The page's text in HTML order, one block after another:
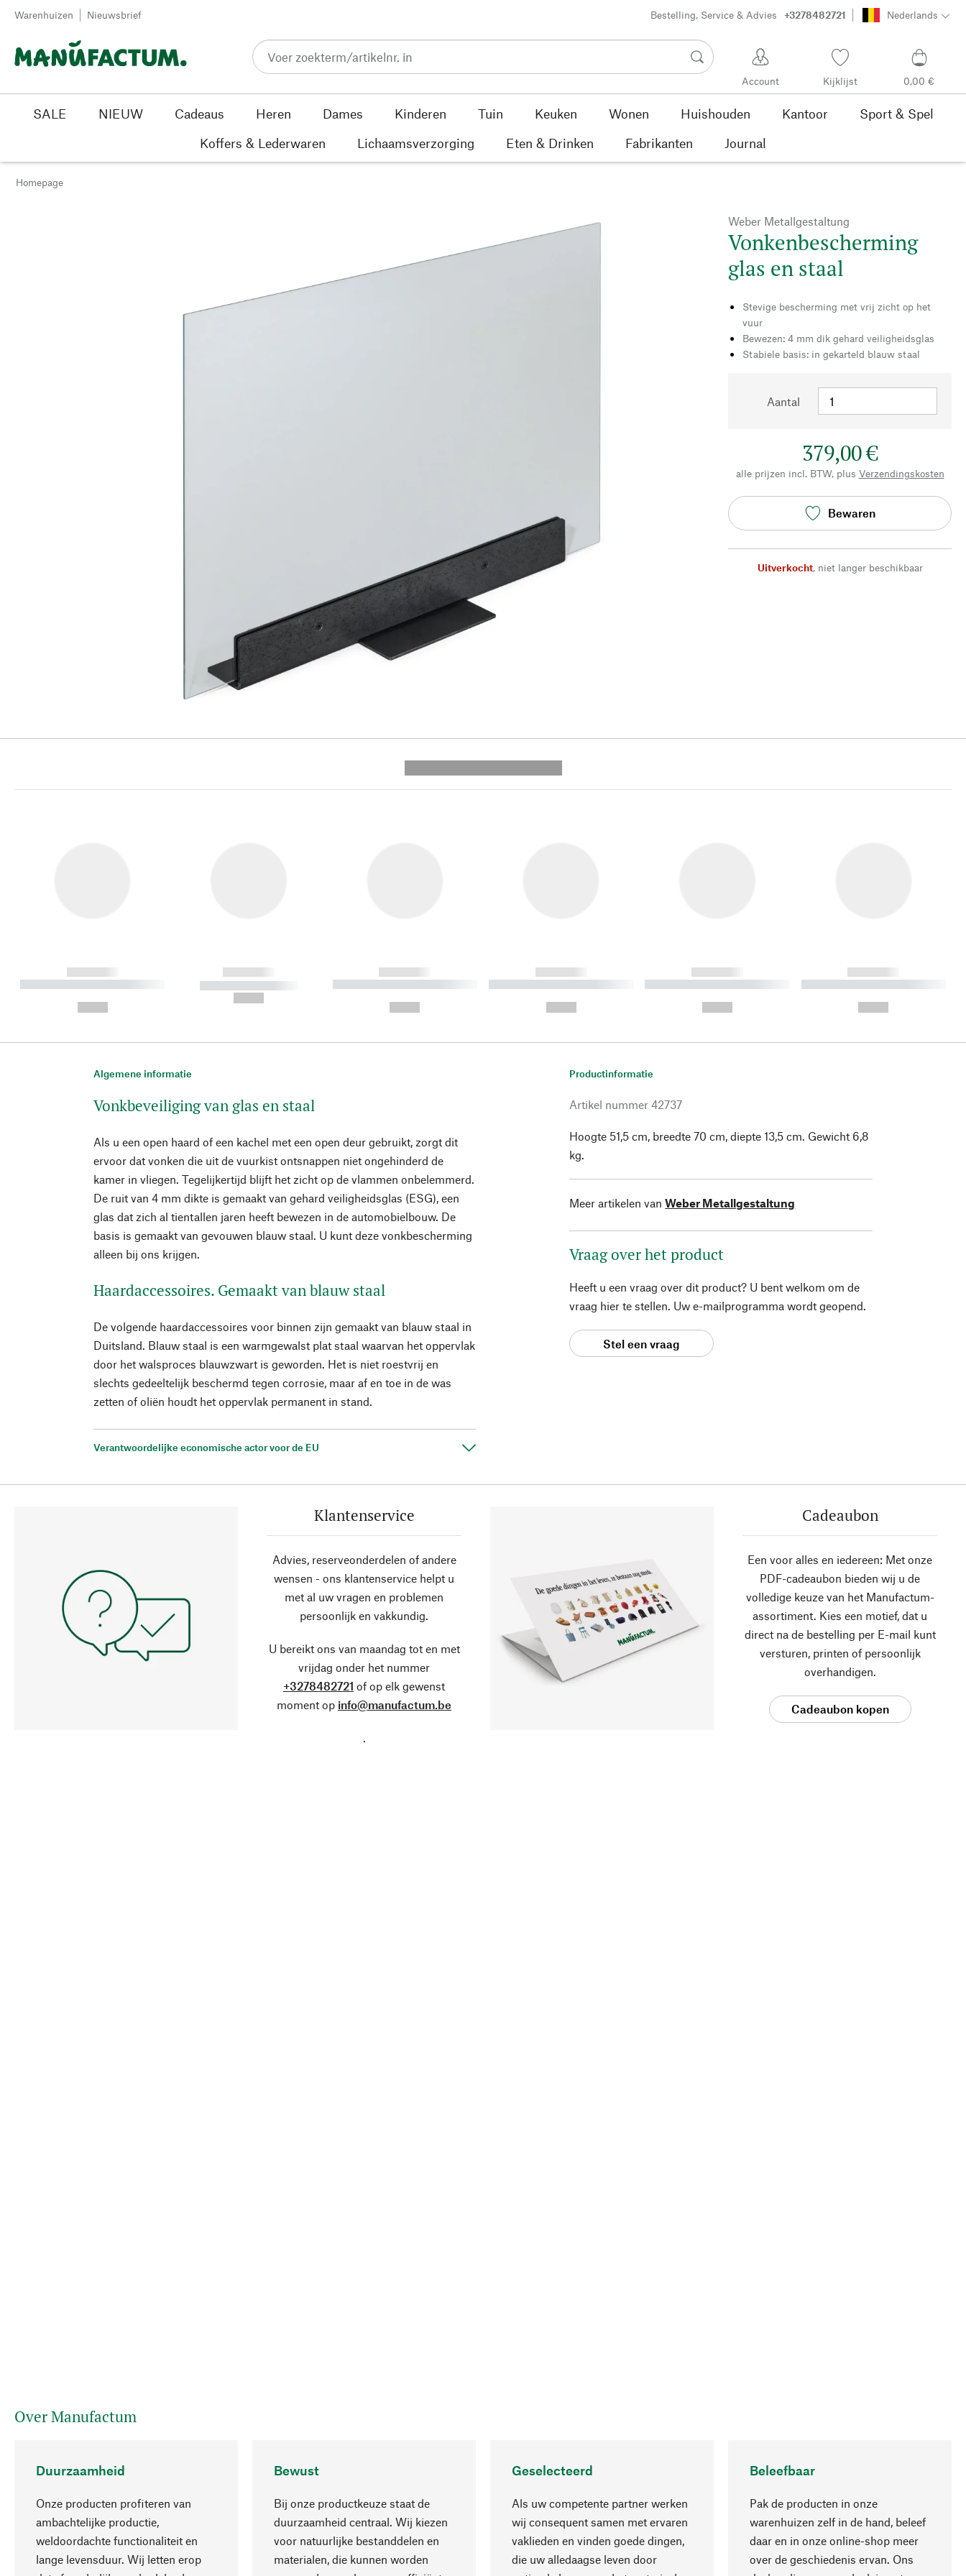
Passer au contenu
Warenhuizen Nieuwsbrief Bestelling, Service & Advies +3278482721 Nederlands
Account Kijklijst 0,00 €
SALE NIEUW Cadeaus Heren Dames Kinderen Tuin Keuken Wonen Huishouden Kantoor
Sport & Spel
Koffers & Lederwaren
Lichaamsverzorging Eten & Drinken Fabrikanten Journal
Homepage
Weber Metallgestaltung
Vonkenbescherming
glas en staal
Stevige bescherming met vrij zicht op het
vuur
Bewezen: 4 mm dik gehard veiligheidsglas
Stabiele basis: in gekarteld blauw staal
Aantal
379,00 €
alle prijzen incl. BTW, plus Verzendingskosten
Bewaren
Uitverkocht, niet langer beschikbaar
------------
----------- ----------- ----------
------------
----------- -----------
------------
----------- ----------- ----------
------------
----------- ----------- ----------
------------
----------- ----------- ----------
------------
----------- ----------- ----------
Algemene informatie
Vonkbeveiliging van glas en staal
Als u een open haard of een kachel met een open deur gebruikt, zorgt dit
ervoor dat vonken die uit de vuurkist ontsnappen niet ongehinderd de
kamer in vliegen. Tegelijkertijd blijft het zicht op de vlammen onbelemmerd.
De ruit van 4 mm dikte is gemaakt van gehard veiligheidsglas (ESG), een
glas dat zich al tientallen jaren heeft bewezen in de automobielbouw. De
basis is gemaakt van gevouwen blauw staal. U kunt deze vonkbescherming
alleen bij ons krijgen.
Haardaccessoires. Gemaakt van blauw staal
De volgende haardaccessoires voor binnen zijn gemaakt van blauw staal in
Duitsland. Blauw staal is een warmgewalst plat staal waarvan het oppervlak
door het walsproces blauwzwart is geworden. Het is niet roestvrij en
slechts gedeeltelijk beschermd tegen corrosie, maar af en toe in de was
zetten of oliën houdt het oppervlak permanent in stand.
Verantwoordelijke economische actor voor de EU
Productinformatie
Artikel nummer 42737
Hoogte 51,5 cm, breedte 70 cm, diepte 13,5 cm. Gewicht 6,8
kg.
Meer artikelen van Weber Metallgestaltung
Vraag over het product
Heeft u een vraag over dit product? U bent welkom om de
vraag hier te stellen. Uw e-mailprogramma wordt geopend.
Stel een vraag
Klantenservice
Advies, reserveonderdelen of andere
wensen - ons klantenservice helpt u
met al uw vragen en problemen
persoonlijk en vakkundig.
U bereikt ons van maandag tot en met
vrijdag onder het nummer
+3278482721 of op elk gewenst
moment op info@manufactum.be
.
Cadeaubon
Een voor alles en iedereen: Met onze
PDF-cadeaubon bieden wij u de
volledige keuze van het Manufactum-
assortiment. Kies een motief, dat u
direct na de bestelling per E-mail kunt
versturen, printen of persoonlijk
overhandigen.
Cadeaubon kopen
Over Manufactum
Duurzaamheid
Onze producten profiteren van
ambachtelijke productie,
weldoordachte functionaliteit en
lange levensduur. Wij letten erop
Bewust
Bij onze productkeuze staat de
duurzaamheid centraal. Wij kiezen
voor natuurlijke bestanddelen en
materialen, die kunnen worden
Geselecteerd
Als uw competente partner werken
wij consequent samen met ervaren
vaklieden en vinden goede dingen,
die uw alledaagse leven door
Beleefbaar
Pak de producten in onze
warenhuizen zelf in de hand, beleef
daar en in onze online-shop meer
over de geschiedenis ervan. Ons
Naar boven